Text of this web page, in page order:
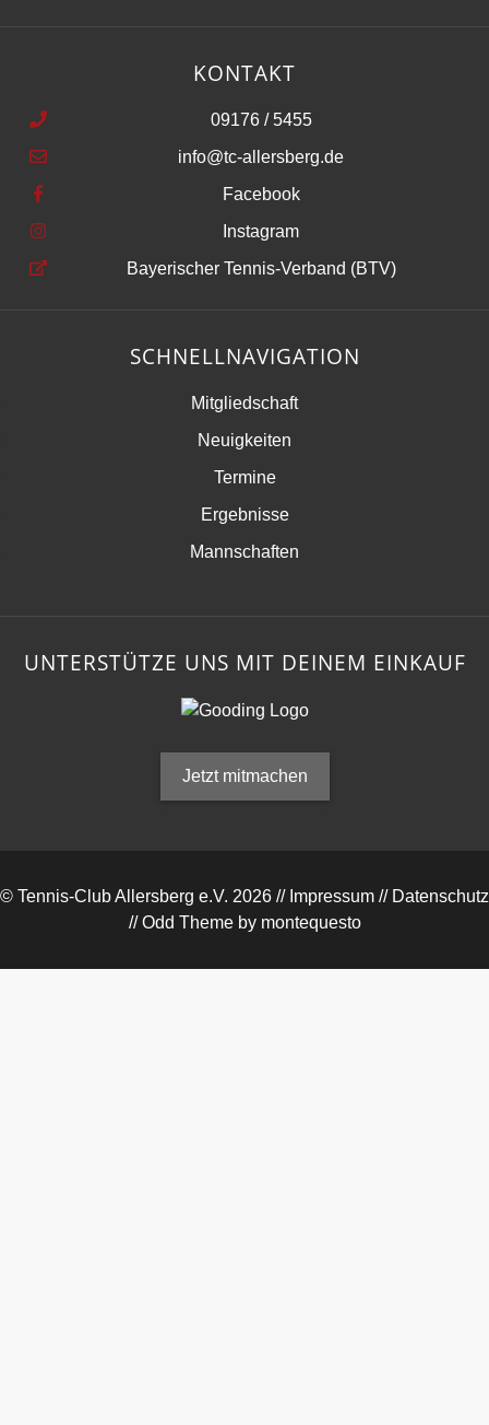
KONTAKT
09176 / 5455
info@tc-allersberg.de
Facebook
Instagram
Bayerischer Tennis-Verband (BTV)
SCHNELLNAVIGATION
Mitgliedschaft
Neuigkeiten
Termine
Ergebnisse
Mannschaften
UNTERSTÜTZE UNS MIT DEINEM EINKAUF
Jetzt mitmachen
© Tennis-Club Allersberg e.V. 2026 // Impressum // Datenschutz
//Odd Themeby montequesto